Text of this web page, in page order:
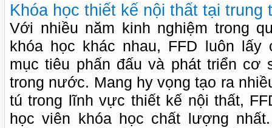
Khóa học thiết kế nội thất tại trung
Với nhiều năm kinh nghiệm trong
khóa học khác nhau, FFD luôn
mục tiêu phấn đấu và phát triển cơ
trong nước. Mang hy vọng tạo ra
tú trong lĩnh vực thiết kế nội thất,
học viên khóa học chất lượng